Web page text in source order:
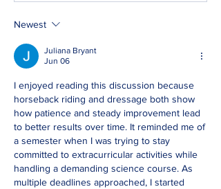
Newest
Juliana Bryant
Jun 06
I enjoyed reading this discussion because
horseback riding and dressage both show
how patience and steady improvement lead
to better results over time. It reminded me of
a semester when I was trying to stay
committed to extracurricular activities while
handling a demanding science course. As
multiple deadlines approached, I started